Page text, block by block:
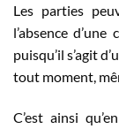
Les parties
l’absence
puisqu’il s’agit
tout moment,
C’est ainsi